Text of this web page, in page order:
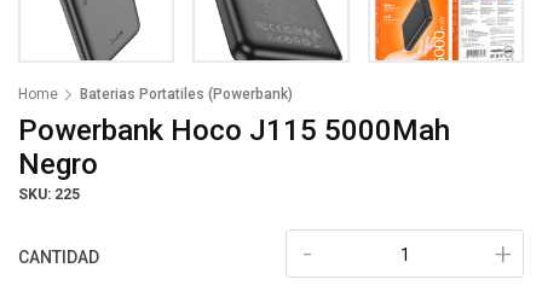
Home Baterias Portatiles (Powerbank)
Powerbank Hoco J115 5000Mah
Negro
SKU: 225
CANTIDAD +
-